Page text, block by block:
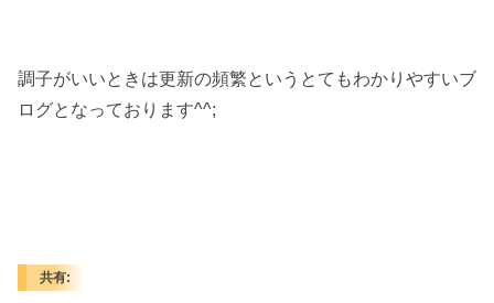
調子がいいときは更新の頻繁というとてもわかりやすいブ
ログとなっております^^;
共有: